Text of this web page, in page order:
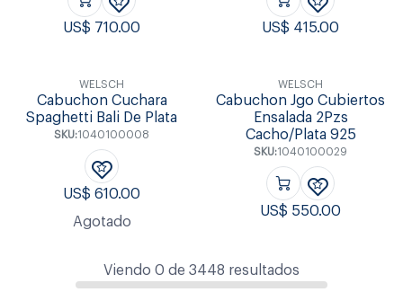
US$ 710.00 US$ 415.00
WELSCH
Cabuchon Cuchara
Spaghetti Bali De Plata
SKU:1040100008
US$610.00
Agotado
WELSCH
Cabuchon Jgo Cubiertos
Ensalada 2Pzs
Cacho/Plata 925
SKU:1040100029
US$ 550.00
Viendo 0 de 3448 resultados